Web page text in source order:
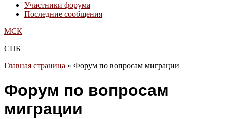
Участники форума
Последние сообщения
МСК
СПБ
Главная страница » Форум по вопросам миграции
Форум по вопросам
миграции